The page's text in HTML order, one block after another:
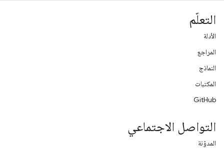
التعلّم
الأدلة
المراجع
النماذج
المكتبات
GitHub
التواصل الاجتماعي
المدوّنة